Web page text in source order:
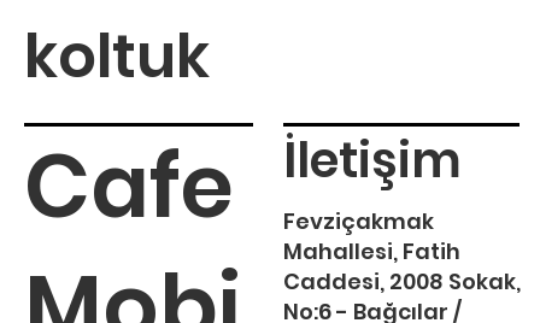
koltuk
Cafe
İletişim
Fevziçakmak
Mahallesi, Fatih
Caddesi, 2008 Sokak,
No:6 - Bağcılar /